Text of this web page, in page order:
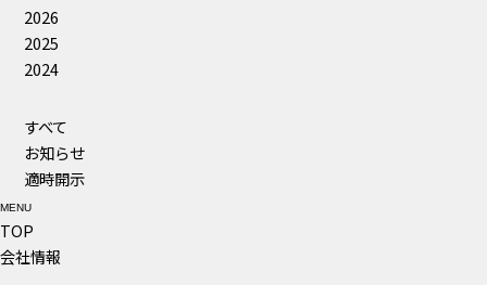
2026
2025
2024
すべて
お知らせ
適時開示
MENU
TOP
会社情報